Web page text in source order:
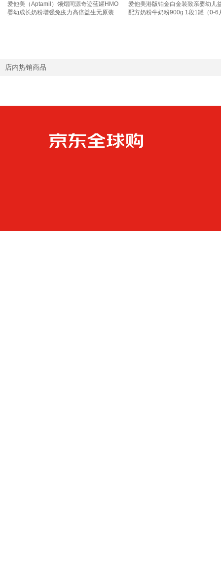
爱他美（Aptamil）领熠同源奇迹蓝罐HMO
婴幼成长奶粉增强免疫力高倍益生元原装
爱他美港版铂金白金装致亲婴幼儿
配方奶粉牛奶粉900g 1段1罐（0-6
店内热销商品